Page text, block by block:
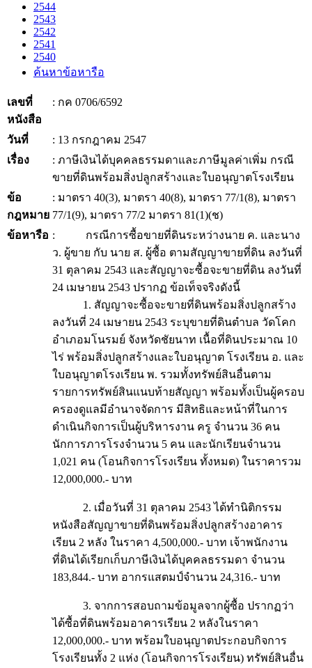
2544
2543
2542
2541
2540
ค้นหาข้อหารือ
เลขที่
หนังสือ
: กค 0706/6592
วันที่
: 13 กรกฎาคม 2547
เรื่อง
: ภาษีเงินได้บุคคลธรรมดาและภาษีมูลค่าเพิ่ม กรณี
ขายที่ดินพร้อมสิ่งปลูกสร้างและใบอนุญาตโรงเรียน
ข้อ
กฎหมาย
: มาตรา 40(3), มาตรา 40(8), มาตรา 77/1(8), มาตรา
77/1(9), มาตรา 77/2 มาตรา 81(1)(ช)
ข้อหารือ : กรณีการซื้อขายที่ดินระหว่างนาย ค. และนาง
ว. ผู้ขาย กับ นาย ส. ผู้ซื้อ ตามสัญญาขายที่ดิน ลงวันที่
31 ตุลาคม 2543 และสัญญาจะซื้อจะขายที่ดิน ลงวันที่
24 เมษายน 2543 ปรากฏ ข้อเท็จจริงดังนี้
1. สัญญาจะซื้อจะขายที่ดินพร้อมสิ่งปลูกสร้าง
ลงวันที่ 24 เมษายน 2543 ระบุขายที่ดินตำบล วัดโคก
อำเภอมโนรมย์ จังหวัดชัยนาท เนื้อที่ดินประมาณ 10
ไร่ พร้อมสิ่งปลูกสร้างและใบอนุญาต โรงเรียน อ. และ
ใบอนุญาตโรงเรียน พ. รวมทั้งทรัพย์สินอื่นตาม
รายการทรัพย์สินแนบท้ายสัญญา พร้อมทั้งเป็นผู้ครอบ
ครองดูแลมีอำนาจจัดการ มีสิทธิและหน้าที่ในการ
ดำเนินกิจการเป็นผู้บริหารงาน ครู จำนวน 36 คน
นักการภารโรงจำนวน 5 คน และนักเรียนจำนวน
1,021 คน (โอนกิจการโรงเรียน ทั้งหมด) ในราคารวม
12,000,000.- บาท
2. เมื่อวันที่ 31 ตุลาคม 2543 ได้ทำนิติกรรม
หนังสือสัญญาขายที่ดินพร้อมสิ่งปลูกสร้างอาคาร
เรียน 2 หลัง ในราคา 4,500,000.- บาท เจ้าพนักงาน
ที่ดินได้เรียกเก็บภาษีเงินได้บุคคลธรรมดา จำนวน
183,844.- บาท อากรแสตมป์จำนวน 24,316.- บาท
3. จากการสอบถามข้อมูลจากผู้ซื้อ ปรากฏว่า
ได้ซื้อที่ดินพร้อมอาคารเรียน 2 หลังในราคา
12,000,000.- บาท พร้อมใบอนุญาตประกอบกิจการ
โรงเรียนทั้ง 2 แห่ง (โอนกิจการโรงเรียน) ทรัพย์สินอื่น